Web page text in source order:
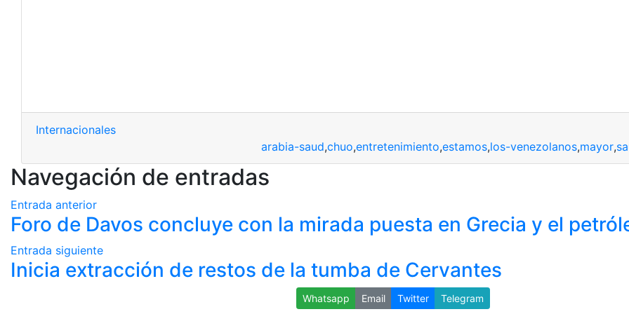
Internacionales
arabia-saud,chuo,entretenimiento,estamos,los-venezolanos,mayor,
Navegación de entradas
Entrada anterior
Foro de Davos concluye con la mirada puesta en Grecia y el
Entrada siguiente
Inicia extracción de restos de la tumba de Cervantes
Whatsapp Email Twitter Telegram